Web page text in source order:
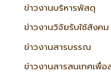
ข่าวงานบริหารพัสดุ
ข่าวงานวิจัยรับใช้สังคม
ข่าวงานสารบรรณ
ข่าวงานสารสนเทศเพื่